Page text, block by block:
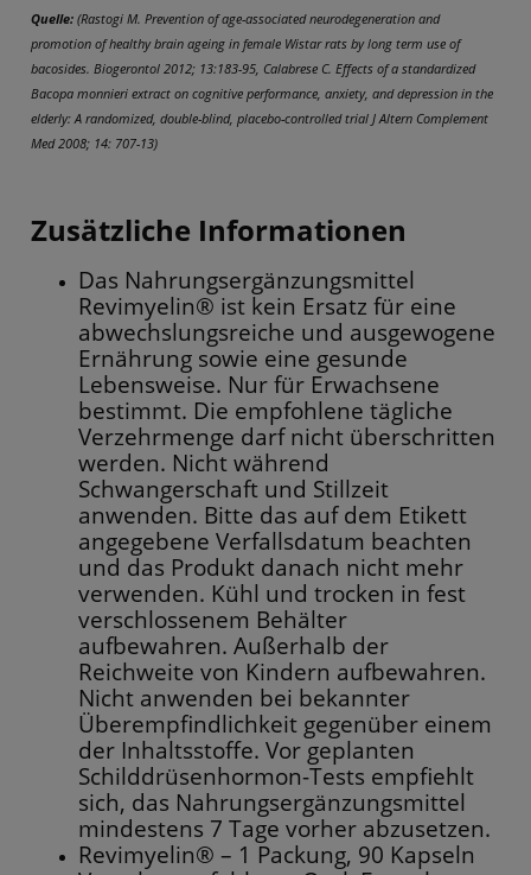
Quelle: (Rastogi M. Prevention of age-associated neurodegeneration and
promotion of healthy brain ageing in female Wistar rats by long term use of
bacosides. Biogerontol 2012; 13:183-95, Calabrese C. Effects of a standardized
Bacopa monnieri extract on cognitive performance, anxiety, and depression in the
elderly: A randomized, double-blind, placebo-controlled trial J Altern Complement
Med 2008; 14: 707-13)
Zusätzliche Informationen
Das Nahrungsergänzungsmittel
Revimyelin® ist kein Ersatz für eine
abwechslungsreiche und ausgewogene
Ernährung sowie eine gesunde
Lebensweise. Nur für Erwachsene
bestimmt. Die empfohlene tägliche
Verzehrmenge darf nicht überschritten
werden. Nicht während
Schwangerschaft und Stillzeit
anwenden. Bitte das auf dem Etikett
angegebene Verfallsdatum beachten
und das Produkt danach nicht mehr
verwenden. Kühl und trocken in fest
verschlossenem Behälter
aufbewahren. Außerhalb der
Reichweite von Kindern aufbewahren.
Nicht anwenden bei bekannter
Überempfindlichkeit gegenüber einem
der Inhaltsstoffe. Vor geplanten
Schilddrüsenhormon-Tests empfiehlt
sich, das Nahrungsergänzungsmittel
mindestens 7 Tage vorher abzusetzen.
Revimyelin® – 1 Packung, 90 Kapseln